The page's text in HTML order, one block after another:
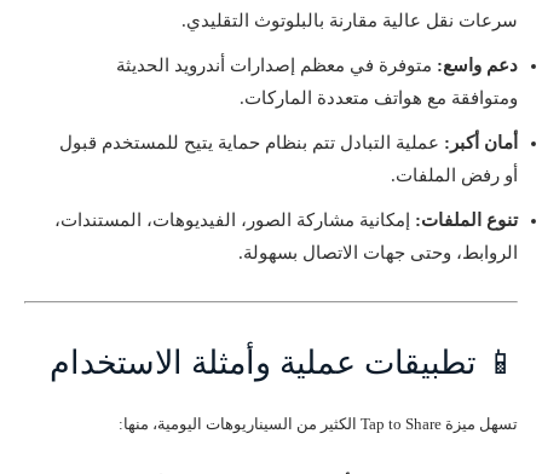
سرعات نقل عالية مقارنة بالبلوتوث التقليدي.
دعم واسع: متوفرة في معظم إصدارات أندرويد الحديثة
ومتوافقة مع هواتف متعددة الماركات.
أمان أكبر: عملية التبادل تتم بنظام حماية يتيح للمستخدم قبول
أو رفض الملفات.
تنوع الملفات: إمكانية مشاركة الصور، الفيديوهات، المستندات،
الروابط، وحتى جهات الاتصال بسهولة.
📱 تطبيقات عملية وأمثلة الاستخدام
تسهل ميزة Tap to Share الكثير من السيناريوهات اليومية، منها: